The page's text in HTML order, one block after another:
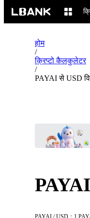
होम
/
क्रिप्टो कैलकुलेटर
/
PAYAI से USD
PAYAI / USD：1